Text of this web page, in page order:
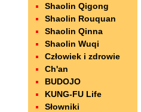
Shaolin Qigong
Shaolin Rouquan
Shaolin Qinna
Shaolin Wuqi
Człowiek i zdrowie
Ch'an
BUDOJO
KUNG-FU Life
Słowniki